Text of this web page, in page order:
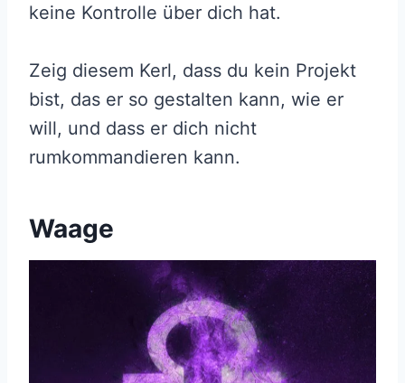
keine Kontrolle über dich hat.
Zeig diesem Kerl, dass du kein Projekt
bist, das er so gestalten kann, wie er
will, und dass er dich nicht
rumkommandieren kann.
Waage